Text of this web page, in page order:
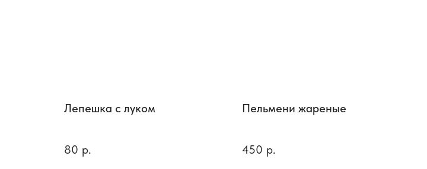
Лепешка с луком
80 р.
Пельмени жареные
450 р.